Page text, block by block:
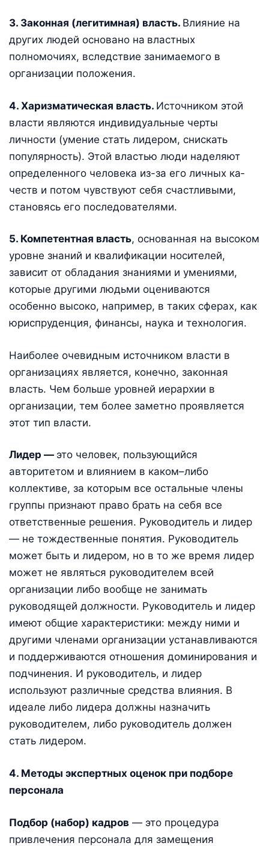
3. Законная (легитимная) власть. Влияние на
других людей основано на властных
полномочиях, вследствие занимаемого в
организации положения.
4. Харизматическая власть. Источником этой
власти являются индивидуальные черты
личности (умение стать лидером, снискать
популярность). Этой властью люди наделяют
определенного человека из-за его личных ка­
честв и потом чувствуют себя счастливыми,
становясь его последователями.
5. Компетентная власть, основанная на высоком
уровне зна­ний и квалификации носителей,
зависит от обладания знаниями и умениями,
которые другими людьми оцениваются
особенно высоко, например, в таких сферах, как
юриспруденция, финансы, наука и технология.
Наиболее очевидным источником власти в
организациях является, конечно, законная
власть. Чем больше уровней иерархии в
организации, тем более заметно проявляется
этот тип власти.
Лидер — это человек, пользующийся
авторитетом и влиянием в каком–либо
коллективе, за которым все остальные члены
группы признают право брать на себя все
ответственные решения. Руководитель и лидер
— не тождественные понятия. Руководитель
может быть и лидером, но в то же время лидер
может не являться руководителем всей
организации либо вообще не занимать
руководящей должности. Руководитель и лидер
имеют общие характеристики: между ними и
другими членами организации устанавливаются
и поддерживаются отношения доминирования и
подчинения. И руководитель, и лидер
используют различные средства влияния. В
идеале либо лидера должны назначить
руководителем, либо руководитель должен
стать лидером.
4. Методы экспертных оценок при подборе
персонала
Подбор (набор) кадров — это процедура
привлечения персонала для замещения